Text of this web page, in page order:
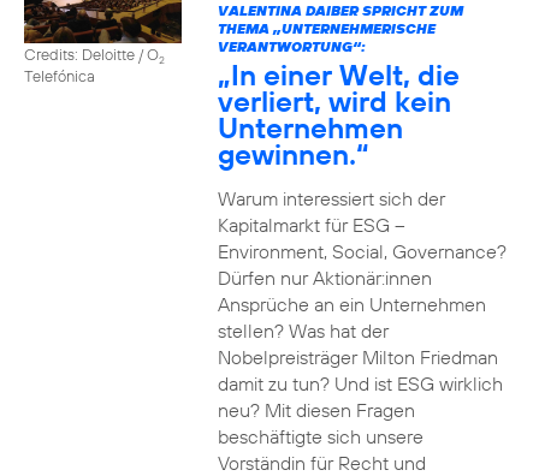
Credits: Deloitte / O2
Telefónica
VALENTINA DAIBER SPRICHT ZUM
THEMA „UNTERNEHMERISCHE
VERANTWORTUNG“:
„In einer Welt, die
verliert, wird kein
Unternehmen
gewinnen.“
Warum interessiert sich der
Kapitalmarkt für ESG –
Environment, Social, Governance?
Dürfen nur Aktionär:innen
Ansprüche an ein Unternehmen
stellen? Was hat der
Nobelpreisträger Milton Friedman
damit zu tun? Und ist ESG wirklich
neu? Mit diesen Fragen
beschäftigte sich unsere
Vorständin für Recht und